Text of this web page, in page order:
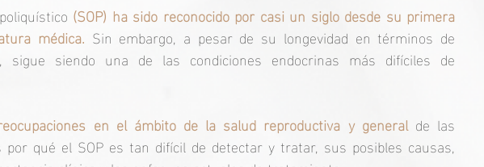
(SOP) ha sido reconocido por casi un siglo desde su primera
médica. Sin embargo, a pesar de su longevidad en términos de
sigue siendo una de las condiciones endocrinas más difíciles de
en el ámbito de la salud reproductiva y general de las
por qué el SOP es tan difícil de detectar y tratar, sus posibles causas,